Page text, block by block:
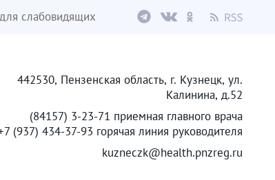
слабовидящих
442530, Пензенская область, г. Кузнецк, ул.
Калинина, д.52
(84157) 3-23-71 приемная главного врача
(937) 434-37-93 горячая линия руководителя
kuzneczk@health.pnzreg.ru